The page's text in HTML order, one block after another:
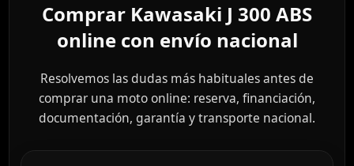
Comprar Kawasaki J 300 ABS
online con envío nacional
Resolvemos las dudas más habituales antes de
comprar una moto online: reserva, financiación,
documentación, garantía y transporte nacional.